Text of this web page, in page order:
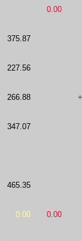
0.00
375.87
227.56
266.88
347.07
465.35
0.00 0.00